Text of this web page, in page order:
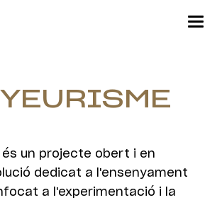
és un projecte obert i en
dedicat a l'ensenyament
a l'experimentació i la